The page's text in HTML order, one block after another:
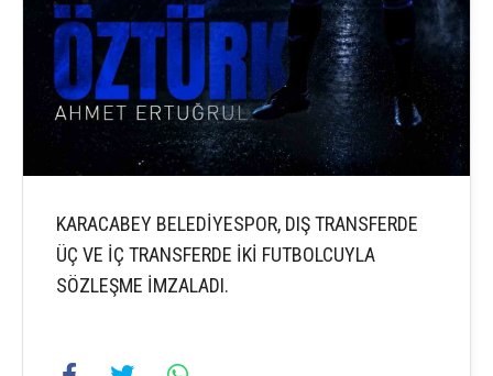
KARACABEY BELEDİYESPOR, DIŞ TRANSFERDE
ÜÇ VE İÇ TRANSFERDE İKİ FUTBOLCUYLA
SÖZLEŞME İMZALADI.